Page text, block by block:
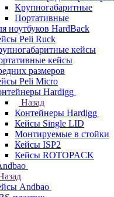
Крупногабаритные
Портативные
ноутбуков HardBack
Peli Ruck
кейсы
кейсы
размеров
Peli Micro
Hardigg
Назад
Контейнеры Hardigg
Кейсы Single LID
Монтируемые в стойки
Кейсы ISP2
Кейсы ROTOPACK
Andbao